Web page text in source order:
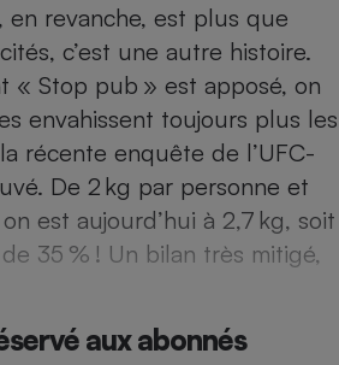
en revanche, est plus que
c’est une autre histoire.
« Stop pub » est apposé, on
envahissent toujours plus les
la récente enquête de l’UFC-
. De 2 kg par personne et
est aujour­d’hui à 2,7 kg, soit
35 % ! Un bilan très mitigé,
aux abonnés
Lave-linge
induction
Téléviseur
Téléphone mobile -
Radiateur électrique
Antimoustique